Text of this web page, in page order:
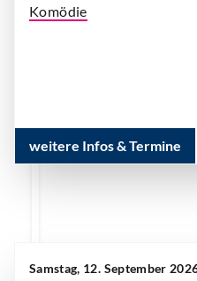
Komödie
weitere Infos & Termine
Samstag, 12. September